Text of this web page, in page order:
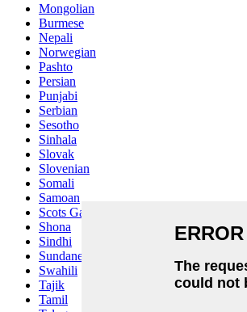
Mongolian
Burmese
Nepali
Norwegian
Pashto
Persian
Punjabi
Serbian
Sesotho
Sinhala
Slovak
Slovenian
Somali
Samoan
Scots Gaelic
Shona
Sindhi
Sundanese
Swahili
Tajik
Tamil